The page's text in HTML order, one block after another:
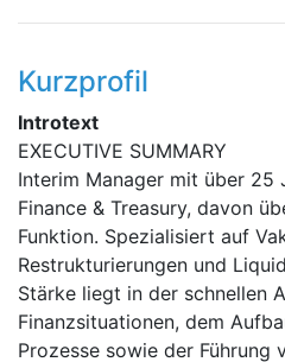
Kurzprofil
Introtext
EXECUTIVE SUMMARY
Interim Manager mit über 25
Finance & Treasury, davon
Funktion. Spezialisiert auf
Restrukturierungen und
Stärke liegt in der schnellen
Finanzsituationen, dem
Prozesse sowie der Führung